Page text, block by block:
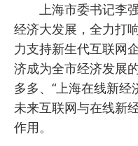
上海市委书记李强
经济大发展，全力打
力支持新生代互联网
济成为全市经济发展
多多、“上海在线新经
未来互联网与在线新
作用。